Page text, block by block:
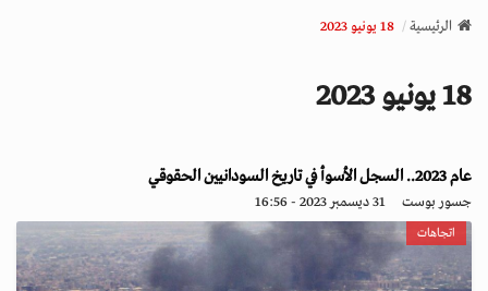
v
a
o
n
الرئيسية 18 يونيو 2023
18 يونيو 2023
عام 2023.. السجل الأسوأ في تاريخ السودانيين الحقوقي
جسور بوست 31 ديسمبر 2023 - 16:56
اتجاهات